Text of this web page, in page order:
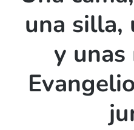
una silla,
y unas